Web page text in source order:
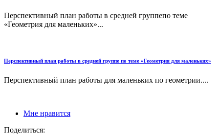
Перспективный план работы в средней группепо теме
«Геометрия для маленьких»...
Перспективный план работы в средней группе по теме «Геометрия для маленьких»
Перспективный план работы для маленьких по геометрии....
Мне нравится
Поделиться: